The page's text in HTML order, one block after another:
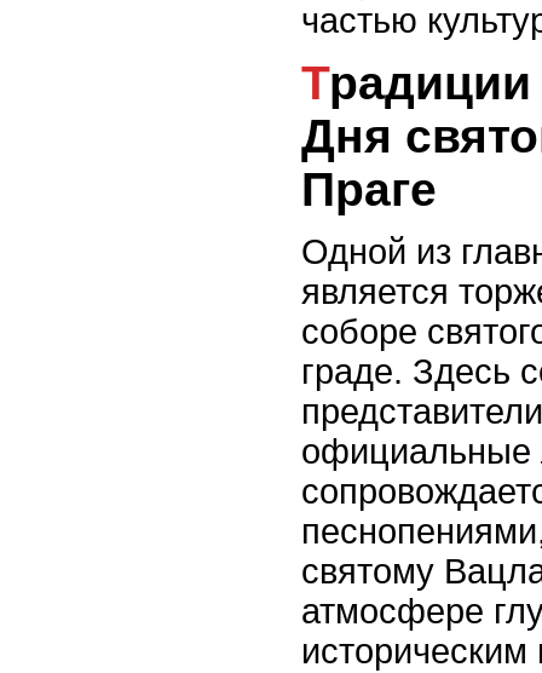
частью
Традиции празднования
Дня
Праге
Одной из
является
соборе
граде. Здесь
официальные
святому
атмосфере